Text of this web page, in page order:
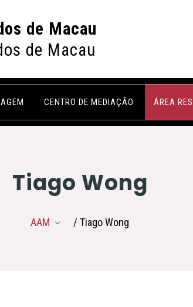
de Macau
de Macau
CENTRO DE MEDIAÇÃO ÁREA
Tiago Wong
AAM / Tiago Wong